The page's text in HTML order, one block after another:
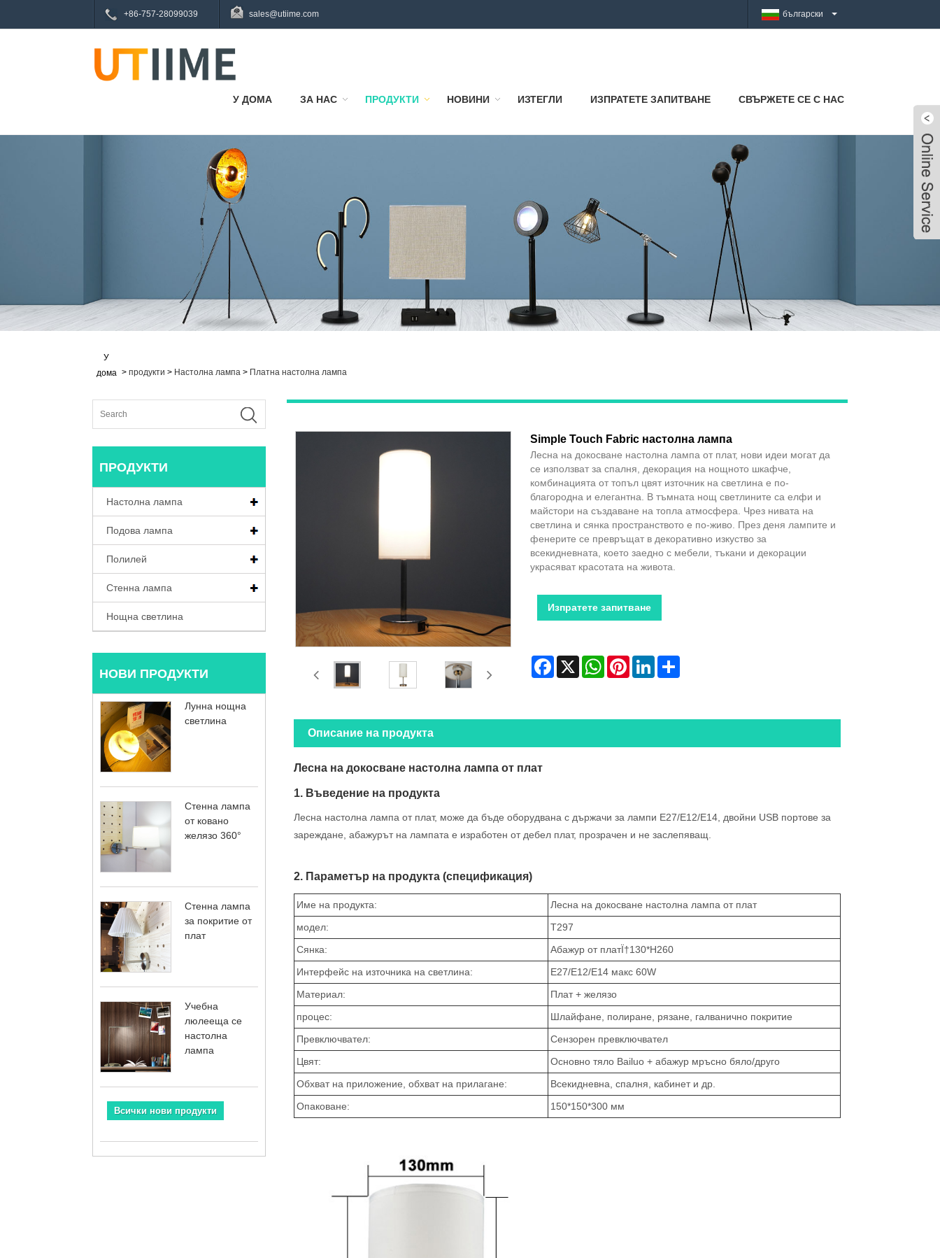
+86-757-28099039 sales@utiime.com български
У ДОМА ЗА НАС ПРОДУКТИ НОВИНИ ИЗТЕГЛИ ИЗПРАТЕТЕ ЗАПИТВАНЕ СВЪРЖЕТЕ СЕ С НАС
У
дома > продукти > Настолна лампа > Платна настолна лампа
ПРОДУКТИ
Настолна лампа
Подова лампа
Полилей
Стенна лампа
Нощна светлина
НОВИ ПРОДУКТИ
Лунна нощна
светлина
Стенна лампа
от ковано
желязо 360°
Стенна лампа
за покритие от
плат
Учебна
люлееща се
настолна
лампа
Всички нови продукти
Simple Touch Fabric настолна лампа
Лесна на докосване настолна лампа от плат, нови идеи могат да
се използват за спалня, декорация на нощното шкафче,
комбинацията от топъл цвят източник на светлина е по-
благородна и елегантна. В тъмната нощ светлините са елфи и
майстори на създаване на топла атмосфера. Чрез нивата на
светлина и сянка пространството е по-живо. През деня лампите и
фенерите се превръщат в декоративно изкуство за
всекидневната, което заедно с мебели, тъкани и декорации
украсяват красотата на живота.
Изпратете запитване
Facebook
X WhatsAppPinterestLinkedInShare
Описание на продукта
Лесна на докосване настолна лампа от плат
1. Въведение на продукта
Лесна настолна лампа от плат, може да бъде оборудвана с държачи за лампи E27/E12/E14, двойни USB портове за
зареждане, абажурът на лампата е изработен от дебел плат, прозрачен и не заслепяващ.
2. Параметър на продукта (спецификация)
Име на продукта:
Лесна на докосване настолна лампа от плат
модел:
T297
Сянка:
Абажур от платÏ†130*H260
Интерфейс на източника на светлина:
E27/E12/E14 макс 60W
Материал:
Плат + желязо
процес:
Шлайфане, полиране, рязане, галванично покритие
Превключвател:
Сензорен превключвател
Цвят:
Основно тяло Bailuo + абажур мръсно бяло/друго
Обхват на приложение, обхват на прилагане:
Всекидневна, спалня, кабинет и др.
Опаковане:
150*150*300 мм